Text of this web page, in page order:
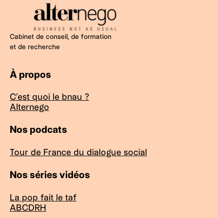
Cabinet de conseil, de formation
et de recherche
À propos
C’est quoi le bnau ?
Alternego
Nos podcats
Tour de France du dialogue social
Nos séries vidéos
La pop fait le taf
ABCDRH